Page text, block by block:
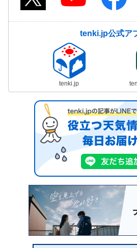
tenki.jp公式ア
tenki.jp